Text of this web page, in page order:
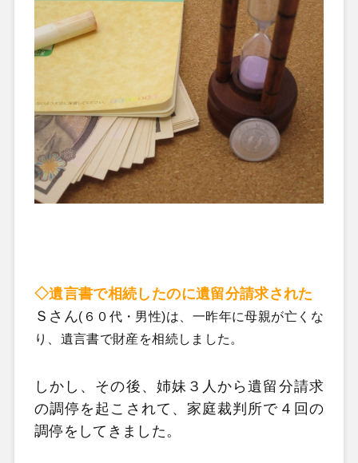
◇遺言書で相続したのに遺留分請求された
Ｓさん(６０代・男性)は、一昨年に母親が亡くな
り、遺言書で財産を相続しました。
しかし、その後、姉妹３人から遺留分請求
の調停を起こされて、家庭裁判所で４回の
調停をしてきました。